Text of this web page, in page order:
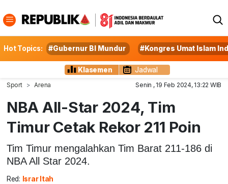
Hot Topics: #Gubernur BI Mundur #Kongres Umat Islam
Klasemen Jadwal
Sport Arena Senin , 19 Feb 2024, 13:22 WIB
NBA All-Star 2024, Tim
Timur Cetak Rekor 211 Poin
Tim Timur mengalahkan Tim Barat 211-186 di
NBA All Star 2024.
Red: Israr Itah